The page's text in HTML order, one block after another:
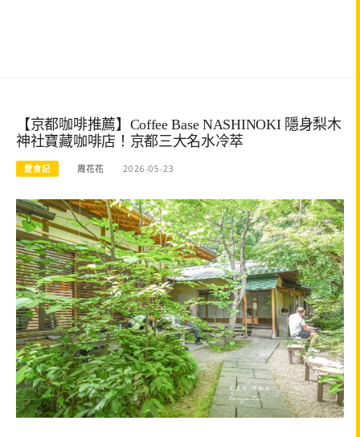
【京都咖啡推薦】Coffee Base NASHINOKI 隱身梨木
神社寶藏咖啡店！京都三大名水冷萃
愛食記 周花花 2026-05-23